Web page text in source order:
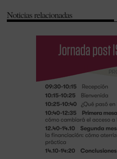
Noticias relacionadas